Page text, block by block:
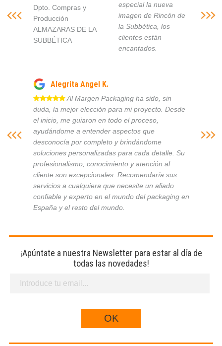
Dpto. Compras y
Producción
ALMAZARAS DE LA
SUBBÉTICA
especial la nueva
imagen de Rincón de
la Subbética, los
clientes están
encantados.
Alegrita Angel K.
Al Margen Packaging ha sido, sin
duda, la mejor elección para mi proyecto. Desde
el inicio, me guiaron en todo el proceso,
ayudándome a entender aspectos que
desconocía por completo y brindándome
soluciones personalizadas para cada detalle. Su
profesionalismo, conocimiento y atención al
cliente son excepcionales. Recomendaría sus
servicios a cualquiera que necesite un aliado
confiable y experto en el mundo del packaging en
España y el resto del mundo.
¡Apúntate a nuestra Newsletter para estar al día de
todas las novedades!